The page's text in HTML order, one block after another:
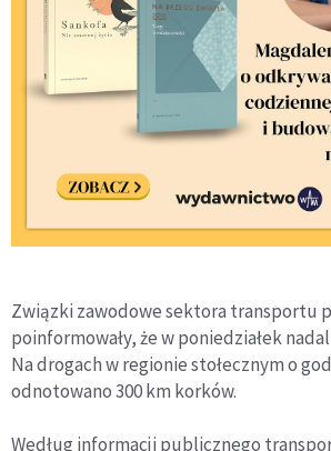
Związki zawodowe sektora transportu
poinformowały, że w poniedziałek
Na drogach w regionie stołecznym o
odnotowano 300 km korków.
Według informacji publicznego